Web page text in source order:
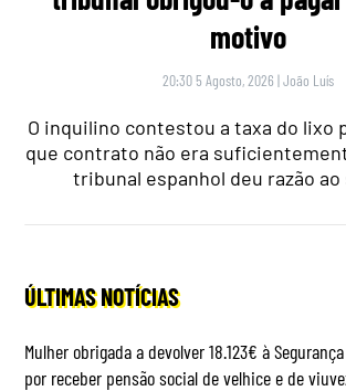
motivo
20:30 5 Agosto, 2026 |João Luís
O inquilino contestou a taxa do lixo
que contrato não era
tribunal espanhol deu razão
ÚLTIMAS NOTÍCIAS
Mulher obrigada a devolver 18.123€ à
por receber pensão social de velhice e de